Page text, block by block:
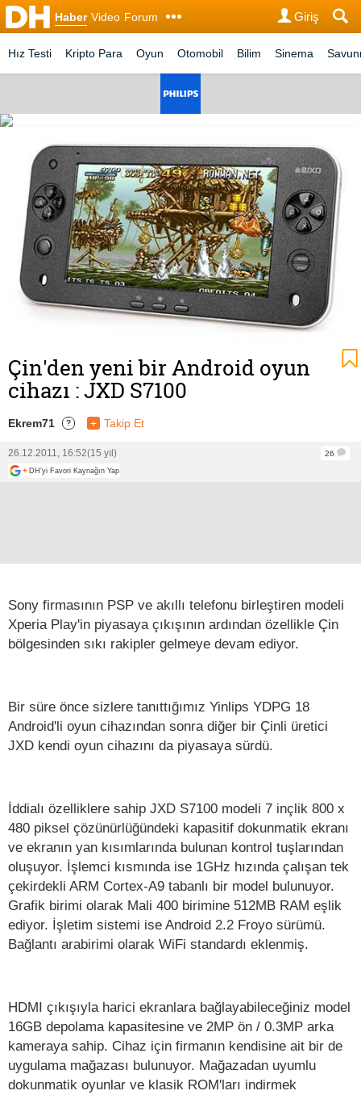
Haber Video Forum Giriş
Hız Testi Kripto Para Oyun Otomobil Bilim Sinema
Çin'den yeni bir Android oyun
cihazı : JXD S7100
Ekrem71 ? + Takip Et
26.12.2011, 16:52(15 yıl)
26
+ DH'yi Favori Kaynağın Yap
Sony firmasının PSP ve akıllı telefonu birleştiren modeli
Xperia Play'in piyasaya çıkışının ardından özellikle Çin
bölgesinden sıkı rakipler gelmeye devam ediyor.
Bir süre önce sizlere tanıttığımız Yinlips YDPG 18
Android'li oyun cihazından sonra diğer bir Çinli üretici
JXD kendi oyun cihazını da piyasaya sürdü.
İddialı özelliklere sahip JXD S7100 modeli 7 inçlik 800 x
480 piksel çözünürlüğündeki kapasitif dokunmatik ekranı
ve ekranın yan kısımlarında bulunan kontrol tuşlarından
oluşuyor. İşlemci kısmında ise 1GHz hızında çalışan tek
çekirdekli ARM Cortex-A9 tabanlı bir model bulunuyor.
Grafik birimi olarak Mali 400 birimine 512MB RAM eşlik
ediyor. İşletim sistemi ise Android 2.2 Froyo sürümü.
Bağlantı arabirimi olarak WiFi standardı eklenmiş.
HDMI çıkışıyla harici ekranlara bağlayabileceğiniz model
16GB depolama kapasitesine ve 2MP ön / 0.3MP arka
kameraya sahip. Cihaz için firmanın kendisine ait bir de
uygulama mağazası bulunuyor. Mağazadan uyumlu
dokunmatik oyunlar ve klasik ROM'ları indirmek